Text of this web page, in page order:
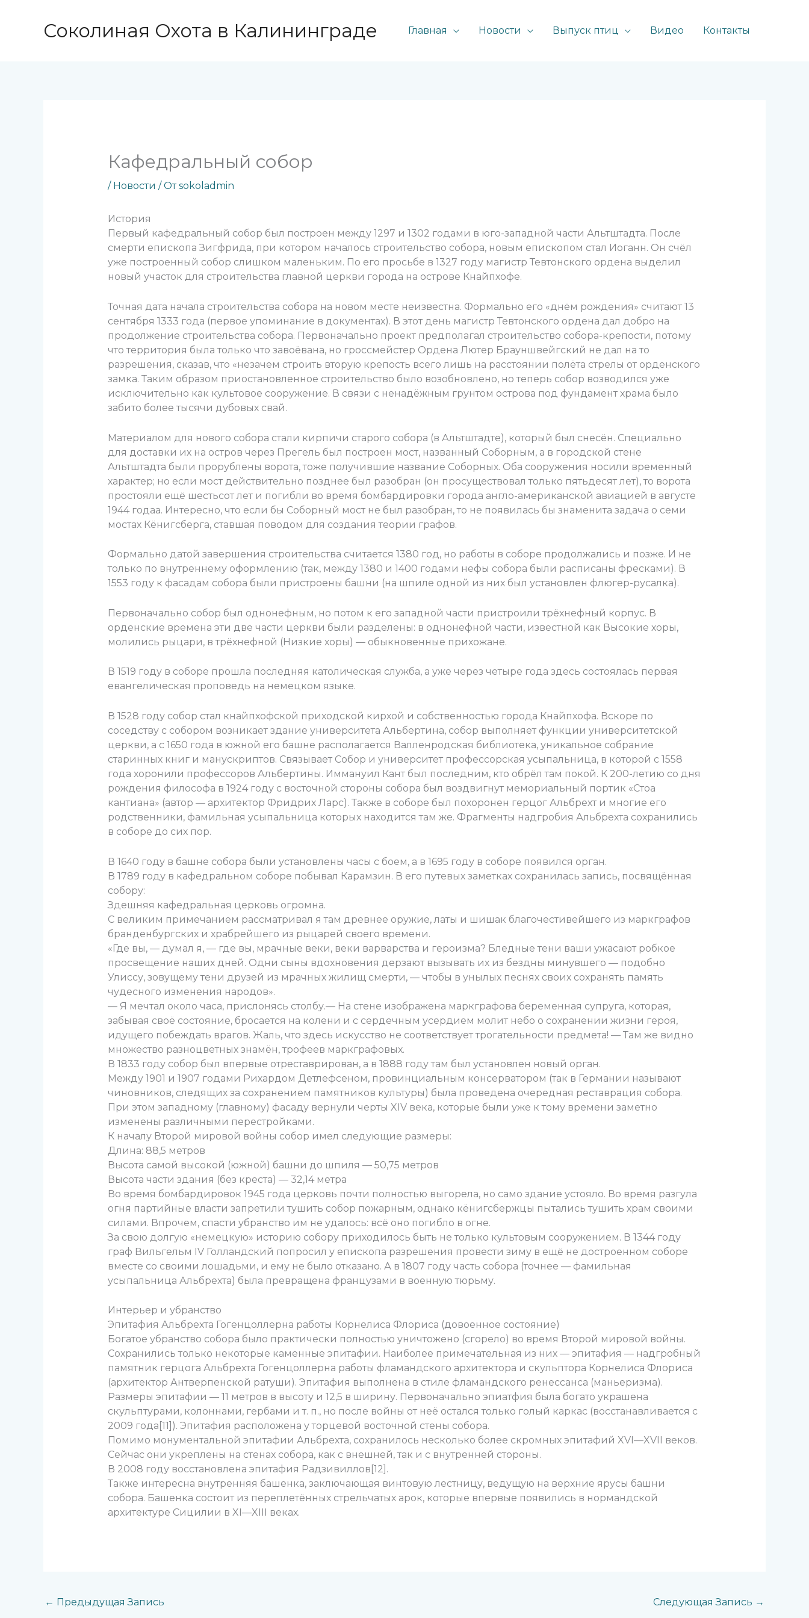
содержимомуСоколиная Охота в Калининграде Главная Новости Выпуск птиц Видео Контакты
Кафедральный собор
/ Новости / Отsokoladmin
История
Первый кафедральный собор был построен между 1297 и 1302 годами в юго-западной части Альтштадта. После
смерти епископа Зигфрида, при котором началось строительство собора, новым епископом стал Иоганн. Он счёл
уже построенный собор слишком маленьким. По его просьбе в 1327 году магистр Тевтонского ордена выделил
новый участок для строительства главной церкви города на острове Кнайпхофе.
Точная дата начала строительства собора на новом месте неизвестна. Формально его «днём рождения» считают 13
сентября 1333 года (первое упоминание в документах). В этот день магистр Тевтонского ордена дал добро на
продолжение строительства собора. Первоначально проект предполагал строительство собора-крепости, потому
что территория была только что завоёвана, но гроссмейстер Ордена Лютер Брауншвейгский не дал на то
разрешения, сказав, что «незачем строить вторую крепость всего лишь на расстоянии полёта стрелы от орденского
замка. Таким образом приостановленное строительство было возобновлено, но теперь собор возводился уже
исключительно как культовое сооружение. В связи с ненадёжным грунтом острова под фундамент храма было
забито более тысячи дубовых свай.
Материалом для нового собора стали кирпичи старого собора (в Альтштадте), который был снесён. Специально
для доставки их на остров через Прегель был построен мост, названный Соборным, а в городской стене
Альтштадта были прорублены ворота, тоже получившие название Соборных. Оба сооружения носили временный
характер; но если мост действительно позднее был разобран (он просуществовал только пятьдесят лет), то ворота
простояли ещё шестьсот лет и погибли во время бомбардировки города англо-американской авиацией в августе
1944 годаа. Интересно, что если бы Соборный мост не был разобран, то не появилась бы знаменита задача о семи
мостах Кёнигсберга, ставшая поводом для создания теории графов.
Формально датой завершения строительства считается 1380 год, но работы в соборе продолжались и позже. И не
только по внутреннему оформлению (так, между 1380 и 1400 годами нефы собора были расписаны фресками). В
1553 году к фасадам собора были пристроены башни (на шпиле одной из них был установлен флюгер-русалка).
Первоначально собор был однонефным, но потом к его западной части пристроили трёхнефный корпус. В
орденские времена эти две части церкви были разделены: в однонефной части, известной как Высокие хоры,
молились рыцари, в трёхнефной (Низкие хоры) — обыкновенные прихожане.
В 1519 году в соборе прошла последняя католическая служба, а уже через четыре года здесь состоялась первая
евангелическая проповедь на немецком языке.
В 1528 году собор стал кнайпхофской приходской кирхой и собственностью города Кнайпхофа. Вскоре по
соседству с собором возникает здание университета Альбертина, собор выполняет функции университетской
церкви, а с 1650 года в южной его башне располагается Валленродская библиотека, уникальное собрание
старинных книг и манускриптов. Связывает Собор и университет профессорская усыпальница, в которой с 1558
года хоронили профессоров Альбертины. Иммануил Кант был последним, кто обрёл там покой. К 200-летию со дня
рождения философа в 1924 году с восточной стороны собора был воздвигнут мемориальный портик «Стоа
кантиана» (автор — архитектор Фридрих Ларс). Также в соборе был похоронен герцог Альбрехт и многие его
родственники, фамильная усыпальница которых находится там же. Фрагменты надгробия Альбрехта сохранились
в соборе до сих пор.
В 1640 году в башне собора были установлены часы с боем, а в 1695 году в соборе появился орган.
В 1789 году в кафедральном соборе побывал Карамзин. В его путевых заметках сохранилась запись, посвящённая
собору:
Здешняя кафедральная церковь огромна.
С великим примечанием рассматривал я там древнее оружие, латы и шишак благочестивейшего из маркграфов
бранденбургских и храбрейшего из рыцарей своего времени.
«Где вы, — думал я, — где вы, мрачные веки, веки варварства и героизма? Бледные тени ваши ужасают робкое
просвещение наших дней. Одни сыны вдохновения дерзают вызывать их из бездны минувшего — подобно
Улиссу, зовущему тени друзей из мрачных жилищ смерти, — чтобы в унылых песнях своих сохранять память
чудесного изменения народов».
— Я мечтал около часа, прислонясь столбу.— На стене изображена маркграфова беременная супруга, которая,
забывая своё состояние, бросается на колени и с сердечным усердием молит небо о сохранении жизни героя,
идущего побеждать врагов. Жаль, что здесь искусство не соответствует трогательности предмета! — Там же видно
множество разноцветных знамён, трофеев маркграфовых.
В 1833 году собор был впервые отреставрирован, а в 1888 году там был установлен новый орган.
Между 1901 и 1907 годами Рихардом Детлефсеном, провинциальным консерватором (так в Германии называют
чиновников, следящих за сохранением памятников культуры) была проведена очередная реставрация собора.
При этом западному (главному) фасаду вернули черты XIV века, которые были уже к тому времени заметно
изменены различными перестройками.
К началу Второй мировой войны собор имел следующие размеры:
Длина: 88,5 метров
Высота самой высокой (южной) башни до шпиля — 50,75 метров
Высота части здания (без креста) — 32,14 метра
Во время бомбардировок 1945 года церковь почти полностью выгорела, но само здание устояло. Во время разгула
огня партийные власти запретили тушить собор пожарным, однако кёнигсбержцы пытались тушить храм своими
силами. Впрочем, спасти убранство им не удалось: всё оно погибло в огне.
За свою долгую «немецкую» историю собору приходилось быть не только культовым сооружением. В 1344 году
граф Вильгельм IV Голландский попросил у епископа разрешения провести зиму в ещё не достроенном соборе
вместе со своими лошадьми, и ему не было отказано. А в 1807 году часть собора (точнее — фамильная
усыпальница Альбрехта) была превращена французами в военную тюрьму.
Интерьер и убранство
Эпитафия Альбрехта Гогенцоллерна работы Корнелиса Флориса (довоенное состояние)
Богатое убранство собора было практически полностью уничтожено (сгорело) во время Второй мировой войны.
Сохранились только некоторые каменные эпитафии. Наиболее примечательная из них — эпитафия — надгробный
памятник герцога Альбрехта Гогенцоллерна работы фламандского архитектора и скульптора Корнелиса Флориса
(архитектор Антверпенской ратуши). Эпитафия выполнена в стиле фламандского ренессанса (маньеризма).
Размеры эпитафии — 11 метров в высоту и 12,5 в ширину. Первоначально эпиатфия была богато украшена
скульптурами, колоннами, гербами и т. п., но после войны от неё остался только голый каркас (восстанавливается с
2009 года[11]). Эпитафия расположена у торцевой восточной стены собора.
Помимо монументальной эпитафии Альбрехта, сохранилось несколько более скромных эпитафий XVI—XVII веков.
Сейчас они укреплены на стенах собора, как с внешней, так и с внутренней стороны.
В 2008 году восстановлена эпитафия Радзивиллов[12].
Также интересна внутренняя башенка, заключающая винтовую лестницу, ведущую на верхние ярусы башни
собора. Башенка состоит из переплетённых стрельчатых арок, которые впервые появились в нормандской
архитектуре Сицилии в XI—XIII веках.
← Предыдущая Запись Следующая Запись →